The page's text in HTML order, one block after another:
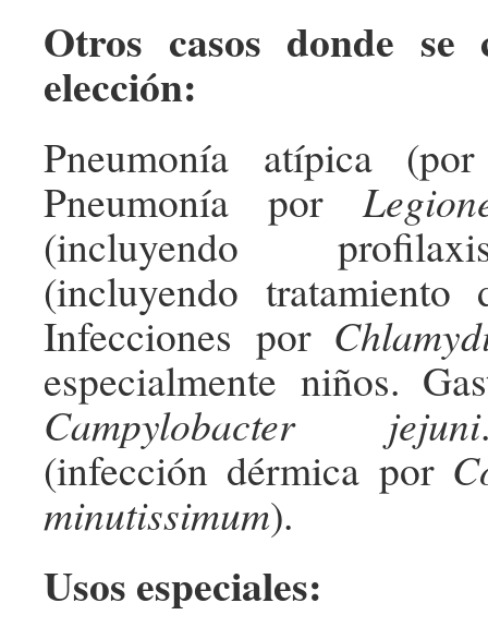
Otros casos donde se
elección:
Pneumonía atípica (por
Pneumonía por
(incluyendo
(incluyendo tratamiento
Infecciones por
especialmente niños.
Campylobacter jejuni
(infección dérmica por
minutissimum).
Usos especiales: